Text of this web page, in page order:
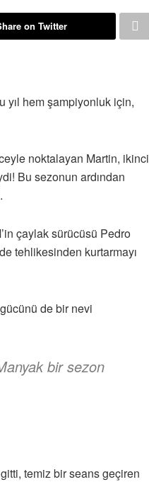
on Twitter
yıl hem şampiyonluk için,
noktalayan Martin, ikinci
Bu sezonun ardından
çaylak sürücüsü Pedro
tehlikesinden kurtarmayı
de bir nevi
bir sezon
temiz bir seans geçiren